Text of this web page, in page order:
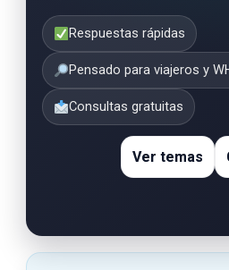
Respuestas rápidas
Pensado para viajeros y
Consultas gratuitas
Ver temas